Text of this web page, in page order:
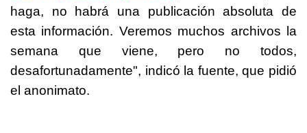
haga, no habrá una publicación absoluta de
esta información. Veremos muchos archivos la
semana que viene, pero no todos,
desafortunadamente", indicó la fuente, que pidió
el anonimato.